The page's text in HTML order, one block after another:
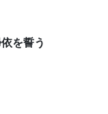
を誓う